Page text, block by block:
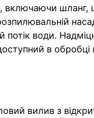
включаючи
води.
в обробці
вилив з